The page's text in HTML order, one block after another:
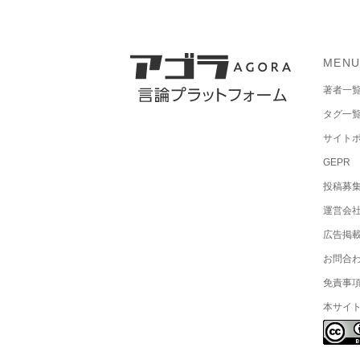
MENU
著者一
タグ一
サイト
GEPR
投稿募
運営会
広告掲
お問合
免責事
本サイ